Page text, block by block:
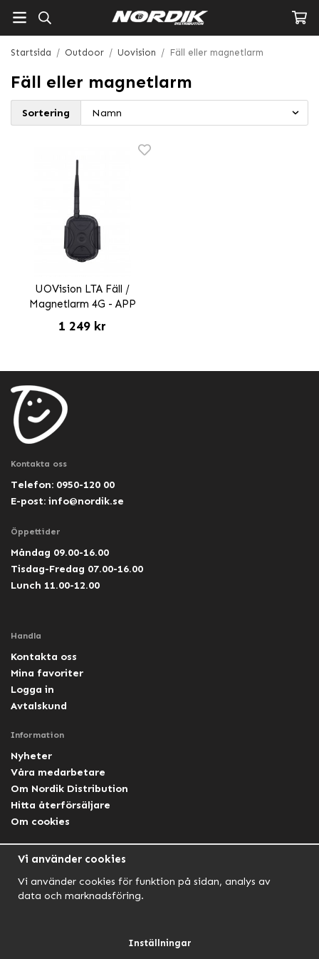
Startsida / Outdoor / Uovision / Fäll eller magnetlarm
Fäll eller magnetlarm
Sortering
UOVision LTA Fäll /
Magnetlarm 4G - APP
1 249 kr
Kontakta oss
Telefon: 0950-120 00
E-post: info@nordik.se
Öppettider
Måndag 09.00-16.00
Tisdag-Fredag 07.00-16.00
Lunch 11.00-12.00
Handla
Kontakta oss
Mina favoriter
Logga in
Avtalskund
Information
Nyheter
Våra medarbetare
Om Nordik Distribution
Hitta återförsäljare
Om cookies
Facebook Lightforce Sweden
Vi använder cookies
Vi använder cookies för funktion på sidan, analys av
data och marknadsföring.
Inställningar